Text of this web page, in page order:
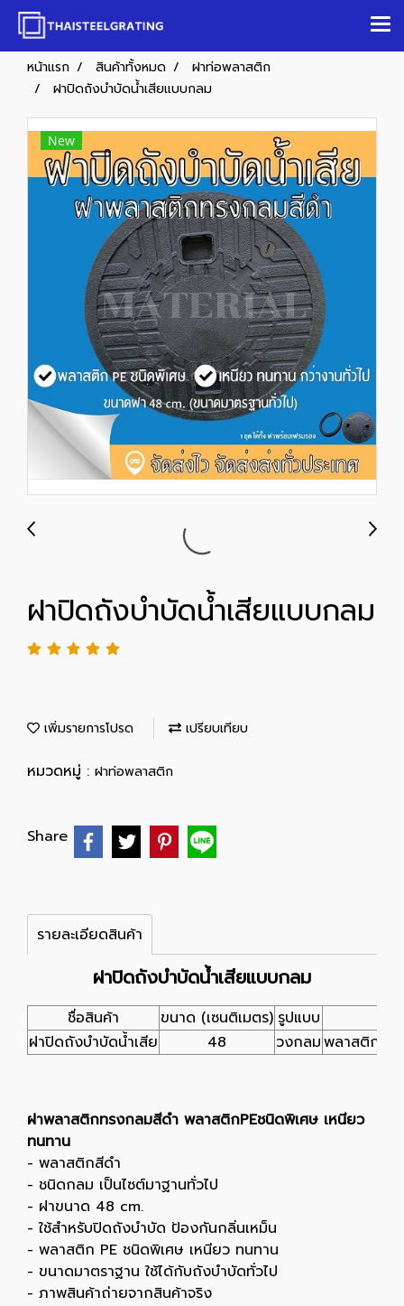
หน้าแรก สินค้าทั้งหมด
ฝาท่อพลาสติก
ฝาปิดถังบำบัดน้ำเสียแบบกลม
New
ฝาปิดถังบำบัดน้ำเสียแบบกลม
เพิ่มรายการโปรด เปรียบเทียบ
หมวดหมู่ : ฝาท่อพลาสติก
Share
รายละเอียดสินค้า
ฝาปิดถังบำบัดน้ำเสียแบบกลม
ชื่อสินค้า ขนาด (เซนติเมตร) รูปแบบ
ฝาปิดถังบำบัดน้ำเสีย
48 วงกลมพลาสติกPE
ฝาพลาสติกทรงกลมสีดำ พลาสติกPEชนิดพิเศษ เหนียว
ทนทาน
- พลาสติกสีดำ
- ชนิดกลม เป็นไซต์มาฐานทั่วไป
- ฝาขนาด 48 cm.
- ใช้สำหรับปิดถังบำบัด ป้องกันกลิ่นเหม็น
- พลาสติก PE ชนิดพิเศษ เหนียว ทนทาน
- ขนาดมาตราฐาน ใช้ได้กับถังบำบัดทั่วไป
- ภาพสินค้าถ่ายจากสินค้าจริง